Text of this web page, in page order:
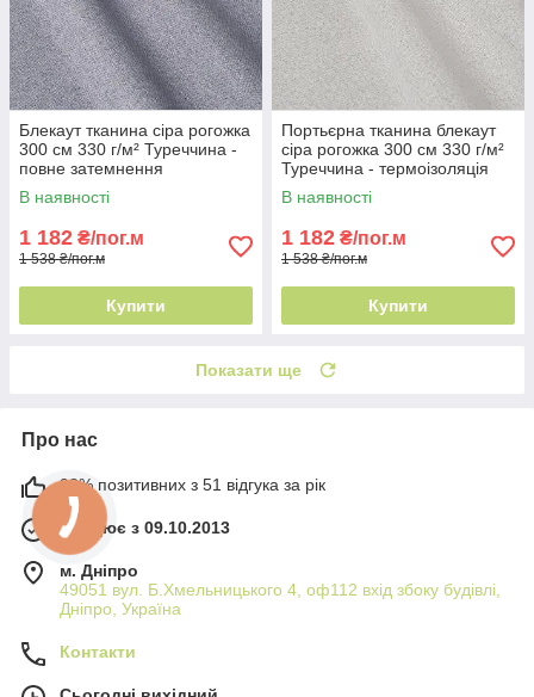
Блекаут тканина сіра рогожка
300 см 330 г/м² Туреччина -
повне затемнення
В наявності
1 182 ₴/пог.м
1 538 ₴/пог.м
Купити
Портьєрна тканина блекаут
сіра рогожка 300 см 330 г/м²
Туреччина - термоізоляція
В наявності
1 182 ₴/пог.м
1 538 ₴/пог.м
Купити
Показати ще
Про нас
98% позитивних з 51 відгука за рік
Працює з 09.10.2013
м. Дніпро
49051 вул. Б.Хмельницького 4, оф112 вхід збоку будівлі,
Дніпро, Україна
Контакти